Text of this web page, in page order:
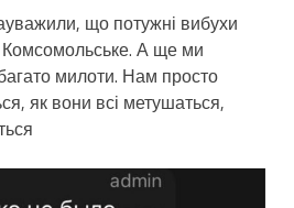
що потужні вибухи
А ще ми
милоти. Нам просто
як вони всі метушаться,